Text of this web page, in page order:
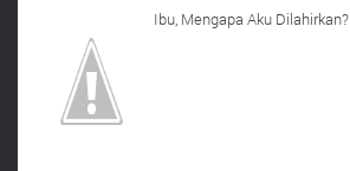
Ibu, Mengapa Aku Dilahirkan?